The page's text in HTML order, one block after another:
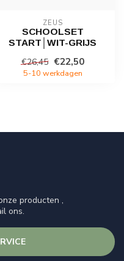
ZEUS
SCHOOLSET
START│WIT-GRIJS
€26,45 €22,50
5-10 werkdagen
producten ,
ons.